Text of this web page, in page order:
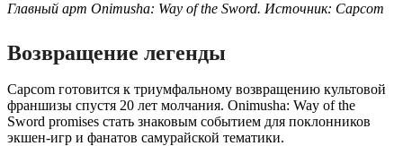
Главный арт Onimusha: Way of the Sword. Источник: Capcom
Возвращение легенды
Capcom готовится к триумфальному возвращению культовой
франшизы спустя 20 лет молчания. Onimusha: Way of the
Sword promises стать знаковым событием для поклонников
экшен-игр и фанатов самурайской тематики.